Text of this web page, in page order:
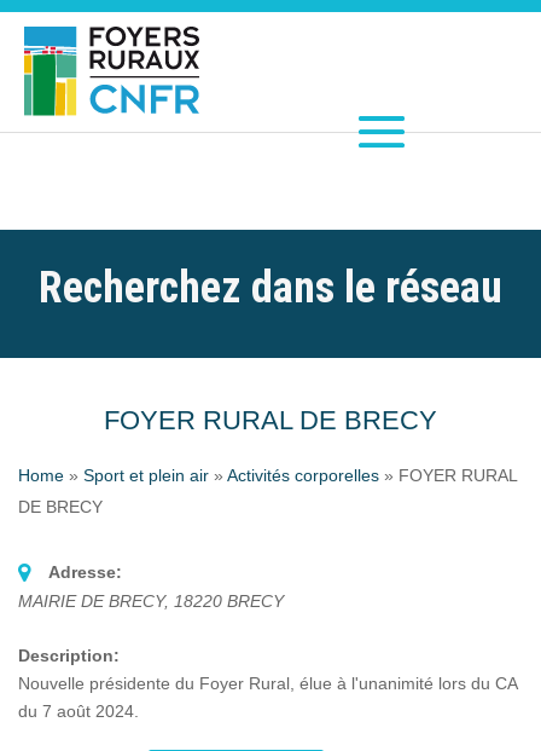
Recherchez dans le réseau
FOYER RURAL DE BRECY
Home » Sport et plein air » Activités corporelles » FOYER RURAL
DE BRECY
Adresse:
MAIRIE DE BRECY, 18220 BRECY
Description:
Nouvelle présidente du Foyer Rural, élue à l'unanimité lors du CA
du 7 août 2024.